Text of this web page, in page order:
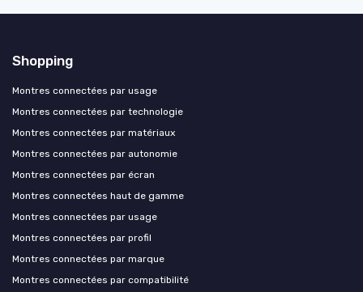
Shopping
Montres connectées par usage
Montres connectées par technologie
Montres connectées par matériaux
Montres connectées par autonomie
Montres connectées par écran
Montres connectées haut de gamme
Montres connectées par usage
Montres connectées par profil
Montres connectées par marque
Montres connectées par compatibilité